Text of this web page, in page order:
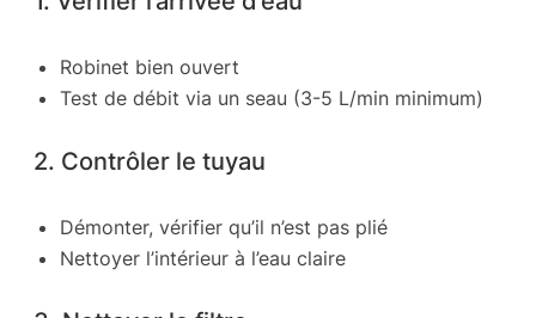
Robinet bien ouvert
Test de débit via un seau (3-5 L/min minimum)
2. Contrôler le tuyau
Démonter, vérifier qu’il n’est pas plié
Nettoyer l’intérieur à l’eau claire